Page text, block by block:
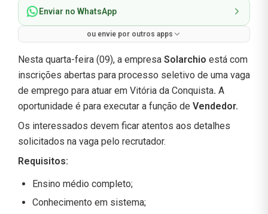
Enviar no WhatsApp
ou envie por outros apps
Nesta quarta-feira (09), a empresa Solarchio está com
inscrições abertas para processo seletivo de uma vaga
de emprego para atuar em Vitória da Conquista. A
oportunidade é para executar a função de Vendedor.
Os interessados devem ficar atentos aos detalhes
solicitados na vaga pelo recrutador.
Requisitos:
Ensino médio completo;
Conhecimento em sistema;